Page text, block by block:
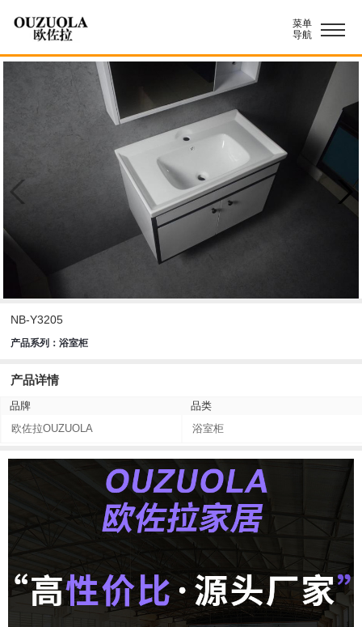
菜单
导航
NB-Y3205
产品系列：浴室柜
产品详情
品牌
欧佐拉OUZUOLA
品类
浴室柜